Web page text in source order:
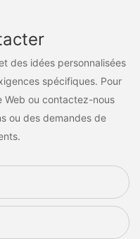
des idées personnalisées
spécifiques. Pour
Web ou contactez-nous
ou des demandes de